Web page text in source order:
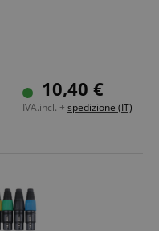
x 31 x 2,2 mm
altro
10,40 €
IVA.incl. + spedizione (IT)
Scadenza
Scadenza
11 mesi 4
Scadenza